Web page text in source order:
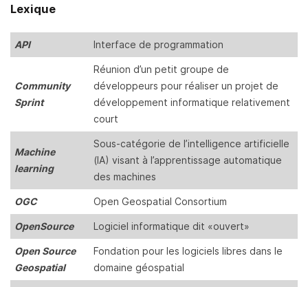
Lexique
API Interface de programmation
Community
Sprint
Réunion d’un petit groupe de
développeurs pour réaliser un projet de
développement informatique relativement
court
Machine
learning
Sous-catégorie de l’intelligence artificielle
(IA) visant à l’apprentissage automatique
des machines
OGC Open Geospatial Consortium
OpenSource Logiciel informatique dit «ouvert»
Open Source
Geospatial
Fondation pour les logiciels libres dans le
domaine géospatial